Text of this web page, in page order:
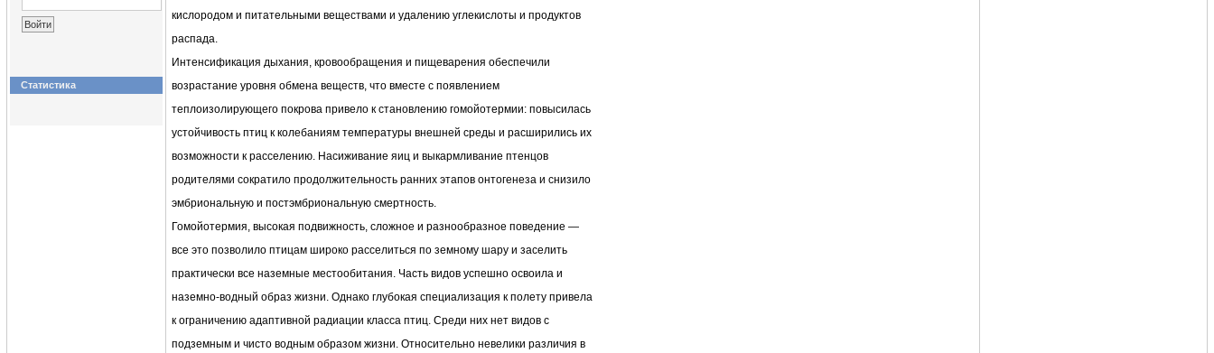
Статистика
кислородом и питательными веществами и удалению углекислоты и продуктов
распада.
Интенсификация дыхания, кровообращения и пищеварения обеспечили
возрастание уровня обмена веществ, что вместе с появлением
теплоизолирующего покрова привело к становлению гомойотермии: повысилась
устойчивость птиц к колебаниям температуры внешней среды и расширились их
возможности к расселению. Насиживание яиц и выкармливание птенцов
родителями сократило продолжительность ранних этапов онтогенеза и снизило
эмбриональную и постэмбриональную смертность.
Гомойотермия, высокая подвижность, сложное и разнообразное поведение —
все это позволило птицам широко расселиться по земному шару и заселить
практически все наземные местообитания. Часть видов успешно освоила и
наземно-водный образ жизни. Однако глубокая специализация к полету привела
к ограничению адаптивной радиации класса птиц. Среди них нет видов с
подземным и чисто водным образом жизни. Относительно невелики различия в